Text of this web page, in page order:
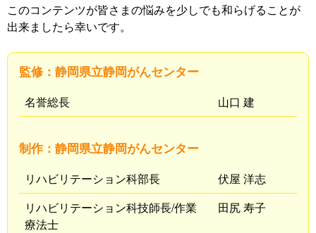
このコンテンツが皆さまの悩みを少しでも和らげることが
出来ましたら幸いです。
監修：静岡県立静岡がんセンター
名誉総長 山口 建
制作：静岡県立静岡がんセンター
リハビリテーション科部長
伏屋 洋志
リハビリテーション科技師長/作業
療法士
田尻 寿子